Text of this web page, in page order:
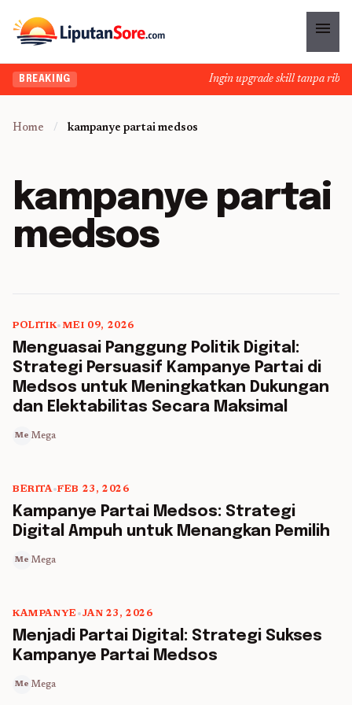
menu
BREAKING Ingin upgrade skill tanpa ribet?
Home / kampanye partai medsos
kampanye partai
medsos
5 min read
POLITIK•MEI 09, 2026
Menguasai Panggung Politik Digital:
Strategi Persuasif Kampanye Partai di
Medsos untuk Meningkatkan Dukungan
dan Elektabilitas Secara Maksimal
Me Mega
5 min read
BERITA•FEB 23, 2026
Kampanye Partai Medsos: Strategi
Digital Ampuh untuk Menangkan Pemilih
Me Mega
5 min read
KAMPANYE•JAN 23, 2026
Menjadi Partai Digital: Strategi Sukses
Kampanye Partai Medsos
Me Mega